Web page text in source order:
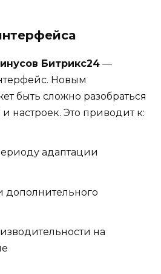
Битрикс24 —
Новым
быть сложно разобраться
настроек. Это приводит к:
адаптации
дополнительного
на